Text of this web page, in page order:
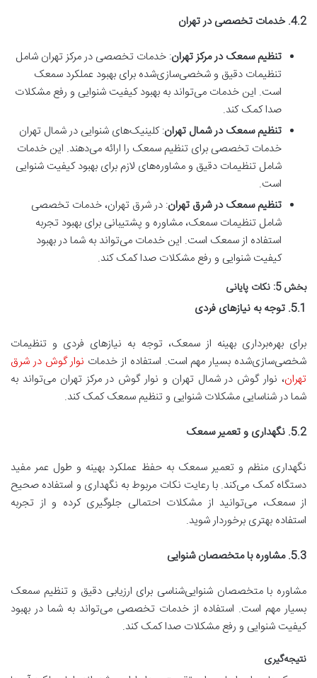
4.2. خدمات تخصصی در تهران
تنظیم سمعک در مرکز تهران: خدمات تخصصی در مرکز تهران شامل
تنظیمات دقیق و شخصی‌سازی‌شده برای بهبود عملکرد سمعک
است. این خدمات می‌تواند به بهبود کیفیت شنوایی و رفع مشکلات
صدا کمک کند.
تنظیم سمعک در شمال تهران: کلینیک‌های شنوایی در شمال تهران
خدمات تخصصی برای تنظیم سمعک را ارائه می‌دهند. این خدمات
شامل تنظیمات دقیق و مشاوره‌های لازم برای بهبود کیفیت شنوایی
است.
تنظیم سمعک در شرق تهران: در شرق تهران، خدمات تخصصی
شامل تنظیمات سمعک، مشاوره و پشتیبانی برای بهبود تجربه
استفاده از سمعک است. این خدمات می‌تواند به شما در بهبود
کیفیت شنوایی و رفع مشکلات صدا کمک کند.
بخش 5: نکات پایانی
5.1. توجه به نیازهای فردی
برای بهره‌برداری بهینه از سمعک، توجه به نیازهای فردی و تنظیمات
شخصی‌سازی‌شده بسیار مهم است. استفاده از خدمات نوار گوش در شرق
تهران، نوار گوش در شمال تهران و نوار گوش در مرکز تهران می‌تواند به
شما در شناسایی مشکلات شنوایی و تنظیم سمعک کمک کند.
5.2. نگهداری و تعمیر سمعک
نگهداری منظم و تعمیر سمعک به حفظ عملکرد بهینه و طول عمر مفید
دستگاه کمک می‌کند. با رعایت نکات مربوط به نگهداری و استفاده صحیح
از سمعک، می‌توانید از مشکلات احتمالی جلوگیری کرده و از تجربه
استفاده بهتری برخوردار شوید.
5.3. مشاوره با متخصصان شنوایی
مشاوره با متخصصان شنوایی‌شناسی برای ارزیابی دقیق و تنظیم سمعک
بسیار مهم است. استفاده از خدمات تخصصی می‌تواند به شما در بهبود
کیفیت شنوایی و رفع مشکلات صدا کمک کند.
نتیجه‌گیری